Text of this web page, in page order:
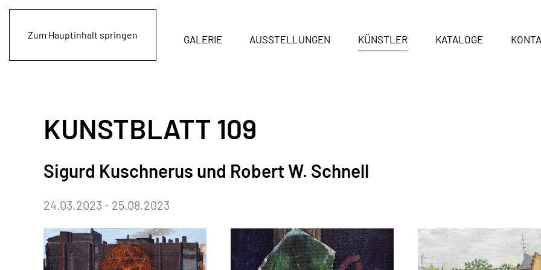
Zum Hauptinhalt springen GALERIE AUSSTELLUNGEN KÜNSTLER KATALOGE
KUNSTBLATT 109
Sigurd Kuschnerus und Robert W. Schnell
24.03.2023 - 25.08.2023